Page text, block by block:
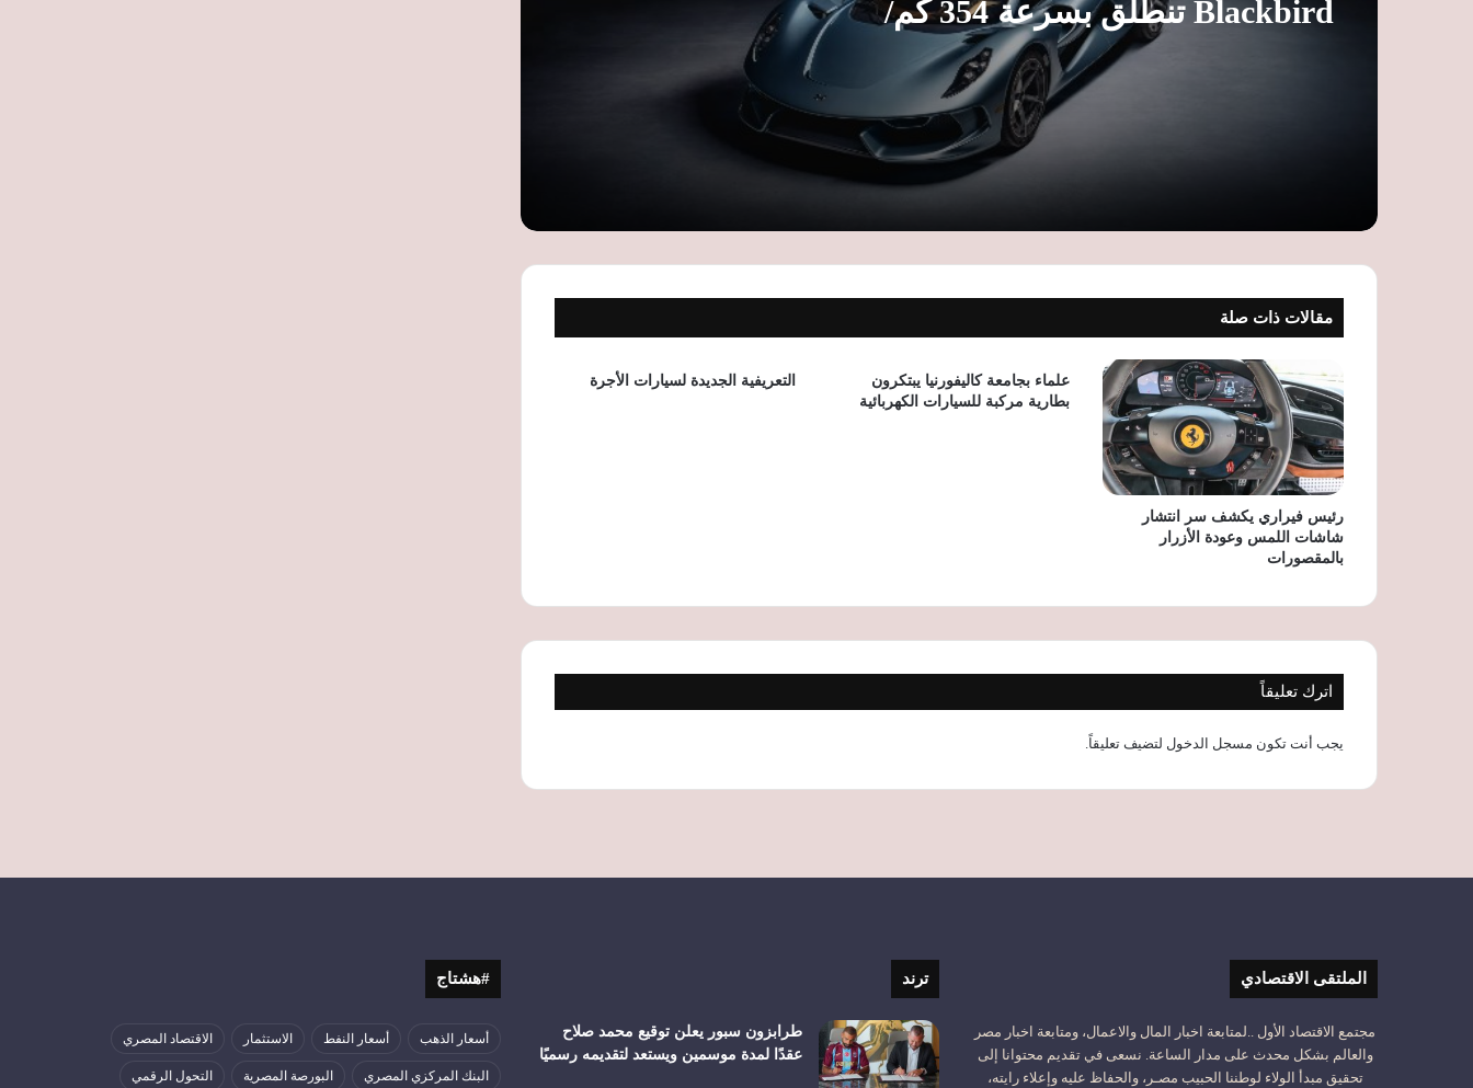
Blackbird تنطلق بسرعة 354 كم/
ساعة وسعرها 9.4 مليون ريال
حصانًا وإنتاج عالمي محدود إلى 200 نسخة
فيراري تسجل علامات تجارية جديدة..
و296 عالية الأداء
أفاتار 12 Ultra EV.. سيارة كهربائية فاخرة
في مصر
مقالات ذات صلة
رئيس فيراري يكشف سر انتشار
شاشات اللمس وعودة الأزرار
بالمقصورات
علماء بجامعة كاليفورنيا يبتكرون
بطارية مركبة للسيارات الكهربائية
التعريفية الجديدة لسيارات الأجرة
اترك تعليقاً
يجب أنت تكون مسجل الدخول لتضيف تعليقاً.
الملتقى الاقتصادي
مجتمع الاقتصاد الأول ..لمتابعة اخبار المال والاعمال، ومتابعة اخبار مصر
والعالم بشكل محدث على مدار الساعة. نسعى في تقديم محتوانا إلى
تحقيق مبدأ الولاء لوطننا الحبيب مصـر، والحفاظ عليه وإعلاء رايته،
ترند
طرابزون سبور يعلن توقيع محمد صلاح
عقدًا لمدة موسمين ويستعد لتقديمه رسميًا
#هشتاج
أسعار الذهب أسعار النفط الاستثمار الاقتصاد المصري
البنك المركزي المصري البورصة المصرية التحول الرقمي